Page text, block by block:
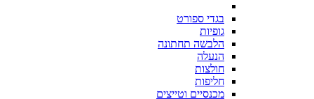
בגדי ספורט
גופיות
הלבשה תחתונה
הנעלה
חולצות
חליפות
מכנסיים וטייצים